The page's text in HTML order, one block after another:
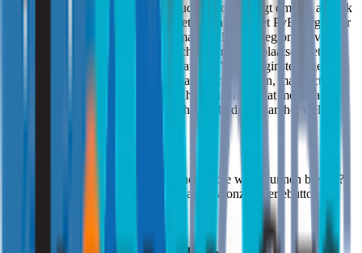
Een gezond binnenklimaat in de ouderenzorg vraagt om een aanpak
op meerdere lagen. De wet geeft het fundament, het PvE zorgt voor
concrete normen, aanvullende thema’s als licht en legionella vullen
dat aan, en de Green Deal en brancheorganisaties plaatsen het
geheel in een bredere duurzame strategie. Voor zorginstellingen ligt
hier een kans. Door afspraken niet alleen na te leven, maar actief te
borgen in beleid en praktijk, wordt het binnenklimaat méér dan een
randvoorwaarde: het wordt een zichtbare bijdrage aan het welzijn
van bewoners én medewerkers.
Bent u benieuwd naar de mogelijkheden die wij u kunnen bieden?
Vraag dan een vrijblijvende offerte aan via onze offertebutton.